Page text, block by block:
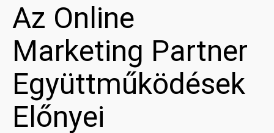
Az Online
Marketing Partner
Együttműködések
Előnyei